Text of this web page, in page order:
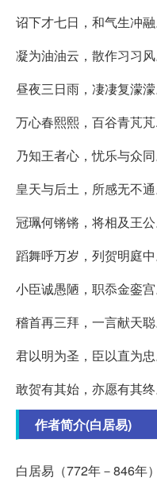
诏下才七日，和气生冲融
凝为油油云，散作习习风
昼夜三日雨，凄凄复濛濛
万心春熙熙，百谷青芃
乃知王者心，忧乐与众同
皇天与后土，所感无不通
冠珮何锵锵，将相及王公
蹈舞呼万岁，列贺明庭中
小臣诚愚陋，职忝金銮宫
稽首再三拜，一言献天聪
君以明为圣，臣以直为忠
敢贺有其始，亦愿有其终
作者简介(白居易)
白居易（772年－846年